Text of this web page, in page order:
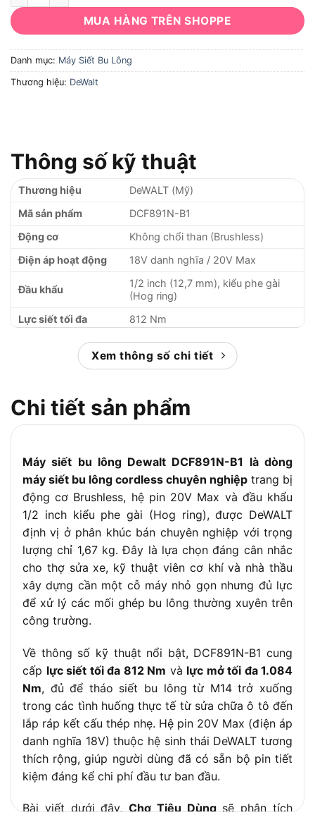
MUA HÀNG TRÊN SHOPPE
Danh mục: Máy Siết Bu Lông
Thương hiệu: DeWalt
Thông số kỹ thuật
Thương hiệu
DeWALT (Mỹ)
Mã sản phẩm
DCF891N-B1
Động cơ
Không chổi than (Brushless)
Điện áp hoạt động
18V danh nghĩa / 20V Max
Đầu khẩu
1/2 inch (12,7 mm), kiểu phe gài
(Hog ring)
Lực siết tối đa
812 Nm
Lực mở tối đa
1.084 Nm
Tốc độ không tải
0 đến 2.000 vòng/phút
Hộp số
4 cấp độ tùy chỉnh
Trọng lượng (thân
máy)
1,67 kg
Tính năng bổ sung
Đèn LED chiếu sáng tích hợp
Phụ kiện đi kèm
Chỉ thân máy, không kèm pin và sạc
Xem thông số chi tiết
Chi tiết sản phẩm
Máy siết bu lông Dewalt DCF891N-B1 là dòng
máy siết bu lông cordless chuyên nghiệp trang bị
động cơ Brushless, hệ pin 20V Max và đầu khẩu
1/2 inch kiểu phe gài (Hog ring), được DeWALT
định vị ở phân khúc bán chuyên nghiệp với trọng
lượng chỉ 1,67 kg. Đây là lựa chọn đáng cân nhắc
cho thợ sửa xe, kỹ thuật viên cơ khí và nhà thầu
xây dựng cần một cỗ máy nhỏ gọn nhưng đủ lực
để xử lý các mối ghép bu lông thường xuyên trên
công trường.
Về thông số kỹ thuật nổi bật, DCF891N-B1 cung
cấp lực siết tối đa 812 Nm và lực mở tối đa 1.084
Nm, đủ để tháo siết bu lông từ M14 trở xuống
trong các tình huống thực tế từ sửa chữa ô tô đến
lắp ráp kết cấu thép nhẹ. Hệ pin 20V Max (điện áp
danh nghĩa 18V) thuộc hệ sinh thái DeWALT tương
thích rộng, giúp người dùng đã có sẵn bộ pin tiết
kiệm đáng kể chi phí đầu tư ban đầu.
Bài viết dưới đây,Chợ Tiêu Dùngsẽ phân tích